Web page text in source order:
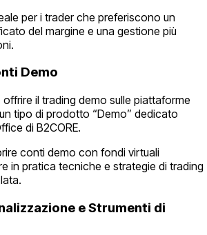
per i trader che preferiscono un
del margine e una gestione più
Demo
il trading demo sulle piattaforme
tipo di prodotto “Demo” dedicato
di B2CORE.
conti demo con fondi virtuali
in pratica tecniche e strategie di trading
e Strumenti di